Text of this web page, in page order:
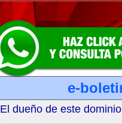
e-
El dueño de este